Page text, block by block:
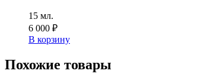
15 мл.
6 000 ₽
В корзину
Похожие товары